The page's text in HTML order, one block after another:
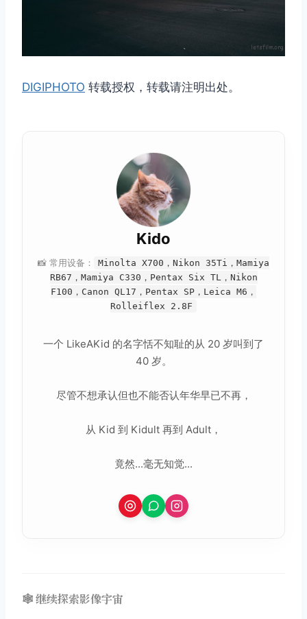
DIGIPHOTO 转载授权，转载请注明出处。
Kido
📸 常用设备：
Minolta X700，Nikon 35Ti，Mamiya
RB67，Mamiya C330，Pentax Six TL，Nikon
F100，Canon QL17，Pentax SP，Leica M6，
Rolleiflex 2.8F
一个 LikeAKid 的名字恬不知耻的从 20 岁叫到了
40 岁。
尽管不想承认但也不能否认年华早已不再，
从 Kid 到 Kidult 再到 Adult，
竟然...毫无知觉...
🕸️ 继续探索影像宇宙